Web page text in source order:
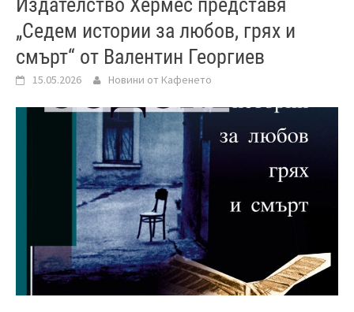
Издателство Хермес представя
„Седем истории за любов, грях и
смърт“ от Валентин Георгиев
15.05.2026 Новини от Кафенето